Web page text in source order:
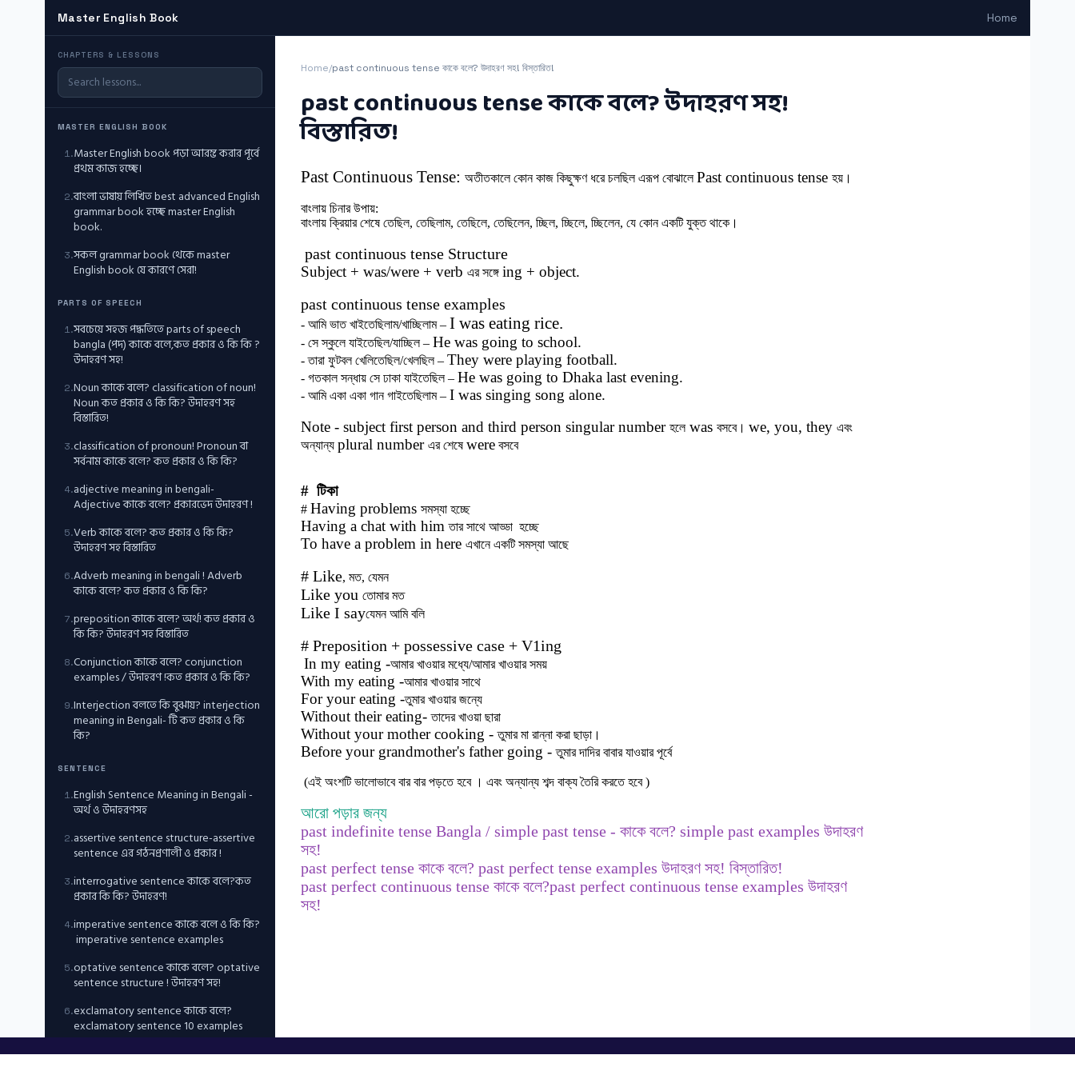
Master English Book Home
CHAPTERS & LESSONS
MASTER ENGLISH BOOK
1.Master English book পড়া আরম্ভ করার পূর্বে
প্রথম কাজ হচ্ছে।
2.বাংলা ভাষায় লিখিত best advanced English
grammar book হচ্ছে master English
book.
3.সকল grammar book থেকে master
English book যে কারণে সেরা!
PARTS OF SPEECH
1.সবচেয়ে সহজ পদ্ধতিতে parts of speech
bangla (পদ) কাকে বলে,কত প্রকার ও কি কি ?
উদাহরণ সহ!
2.Noun কাকে বলে? classification of noun!
Noun কত প্রকার ও কি কি? উদাহরণ সহ
বিস্তারিত!
3.classification of pronoun! Pronoun বা
সর্বনাম কাকে বলে? কত প্রকার ও কি কি?
4.adjective meaning in bengali-
Adjective কাকে বলে? প্রকারভেদ উদাহরণ !
5.Verb কাকে বলে? কত প্রকার ও কি কি?
উদাহরণ সহ বিস্তারিত
6.Adverb meaning in bengali ! Adverb
কাকে বলে? কত প্রকার ও কি কি?
7.preposition কাকে বলে? অর্থ! কত প্রকার ও
কি কি? উদাহরণ সহ বিস্তারিত
8.Conjunction কাকে বলে? conjunction
examples / উদাহরণ !কত প্রকার ও কি কি?
9.Interjection বলতে কি বুঝায়? interjection
meaning in Bengali- টি কত প্রকার ও কি
কি?
SENTENCE
1.English Sentence Meaning in Bengali -
অর্থ ও উদাহরণসহ
2.assertive sentence structure-assertive
sentence এর গঠনপ্রণালী ও প্রকার !
3.interrogative sentence কাকে বলে?কত
প্রকার কি কি? উদাহরণ!
4.imperative sentence কাকে বলে ও কি কি?
imperative sentence examples
5.optative sentence কাকে বলে? optative
sentence structure ! উদাহরণ সহ!
6.exclamatory sentence কাকে বলে?
exclamatory sentence 10 examples
Home/past continuous tense কাকে বলে? উদাহরণ সহ! বিস্তারিত!
past continuous tense কাকে বলে? উদাহরণ সহ!
বিস্তারিত!
Past Continuous Tense: অতীতকালে কোন কাজ কিছুক্ষণ ধরে চলছিল এরূপ বোঝালেPast continuous tense হয়।
বাংলায় চিনার উপায়:
বাংলায় ক্রিয়ার শেষে তেছিল, তেছিলাম, তেছিলে, তেছিলেন, চ্ছিল, চ্ছিলে, চ্ছিলেন, যে কোন একটি যুক্ত থাকে।
past continuous tense Structure
Subject + was/were + verb এরসঙ্গে ing + object.
past continuous tense examples
- আমি ভাত খাইতেছিলাম/খাচ্ছিলাম – I was eating rice.
- সে স্কুলে যাইতেছিল/যাচ্ছিল – He was going to school.
- তারা ফুটবল খেলিতেছিল/খেলছিল – They were playing football.
- গতকাল সন্ধায় সে ঢাকা যাইতেছিল – He was going to Dhaka last evening.
- আমি একা একা গান গাইতেছিলাম – I was singing song alone.
Note - subject first person and third person singular number হলেwas বসবে। we, you, they এবং
অন্যান্য plural number এর শেষেwere বসবে
# টিকা
# Having problems সমস্যা হচ্ছে
Having a chat with himতার সাথে আড্ডা হচ্ছে
To have a problem in here এখানে একটি সমস্যা আছে
# Like, মত, যেমন
Like you তোমার মত
Like I sayযেমন আমি বলি
# Preposition + possessive case + V1ing
In my eating -আমার খাওয়ার মধ্যে/আমার খাওয়ার সময়
With my eating -আমার খাওয়ার সাথে
For your eating -তুমার খাওয়ার জন্যে
Without their eating-তাদের খাওয়া ছারা
Without your mother cooking -তুমার মা রান্না করা ছাড়া।
Before your grandmother's father going -তুমার দাদির বাবার যাওয়ার পূর্বে
(এই অংশটি ভালোভাবে বার বার পড়তে হবে । এবং অন্যান্য শব্দ বাক্য তৈরি করতে হবে )
আরো পড়ার জন্য
past indefinite tense Bangla / simple past tense - কাকে বলে? simple past examples উদাহরণ
সহ!
past perfect tense কাকে বলে? past perfect tense examples উদাহরণ সহ! বিস্তারিত!
past perfect continuous tense কাকে বলে?past perfect continuous tense examples উদাহরণ
সহ!